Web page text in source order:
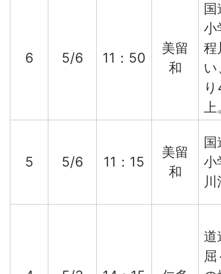
6 5/6 11：50
美留
和
小
程
上
5 5/6 11：15
美留
和
小
道